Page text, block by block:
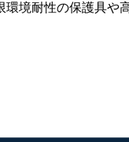
境耐性の保護具や